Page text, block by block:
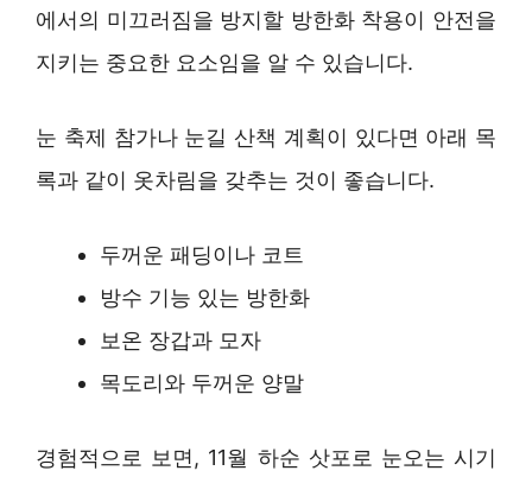
에서의 미끄러짐을 방지할 방한화 착용이 안전을
지키는 중요한 요소임을 알 수 있습니다.
눈 축제 참가나 눈길 산책 계획이 있다면 아래 목
록과 같이 옷차림을 갖추는 것이 좋습니다.
두꺼운 패딩이나 코트
방수 기능 있는 방한화
보온 장갑과 모자
목도리와 두꺼운 양말
경험적으로 보면, 11월 하순 삿포로 눈오는 시기